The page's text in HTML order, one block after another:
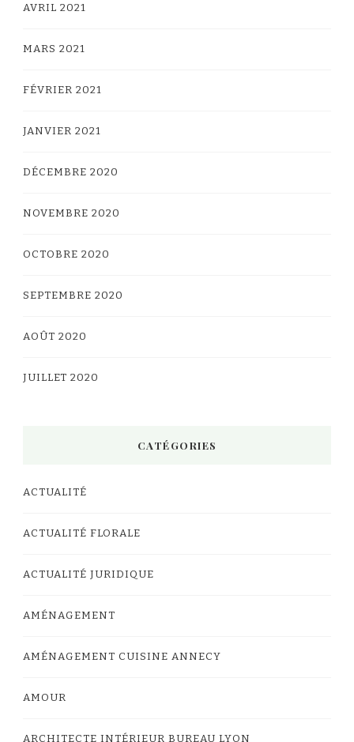
AVRIL 2021
MARS 2021
FÉVRIER 2021
JANVIER 2021
DÉCEMBRE 2020
NOVEMBRE 2020
OCTOBRE 2020
SEPTEMBRE 2020
AOÛT 2020
JUILLET 2020
CATÉGORIES
ACTUALITÉ
ACTUALITÉ FLORALE
ACTUALITÉ JURIDIQUE
AMÉNAGEMENT
AMÉNAGEMENT CUISINE ANNECY
AMOUR
ARCHITECTE INTÉRIEUR BUREAU LYON